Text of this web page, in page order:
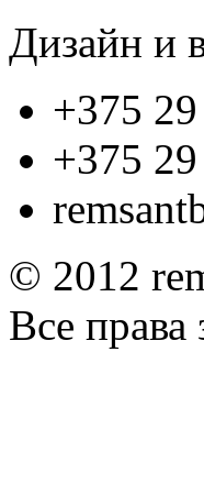
Дизайн и
+375 29
+375 29
© 2012
Все